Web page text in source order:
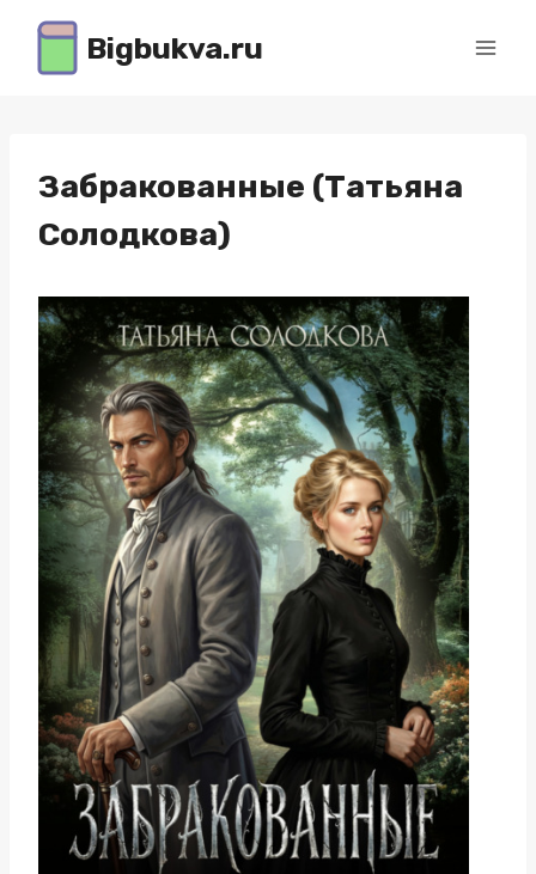
Перейти
содержимому
Bigbukva.ru
Забракованные (Татьяна
Солодкова)